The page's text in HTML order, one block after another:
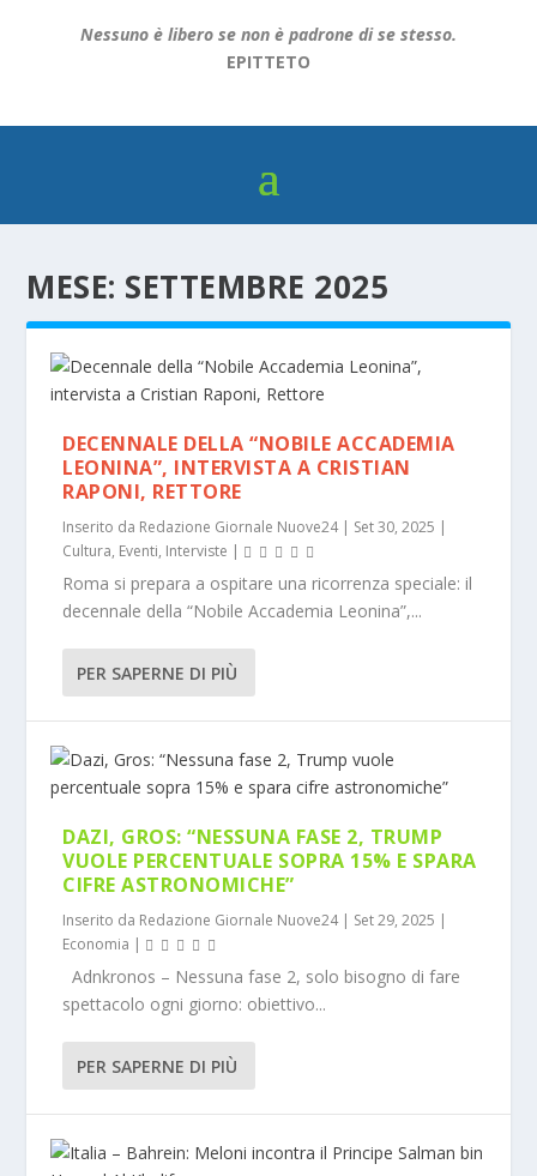
Nessuno è libero se non è padrone di se stesso.
EPITTETO
MESE: SETTEMBRE 2025
DECENNALE DELLA “NOBILE ACCADEMIA
LEONINA”, INTERVISTA A CRISTIAN
RAPONI, RETTORE
Inserito da Redazione Giornale Nuove24| Set 30, 2025 |
Cultura, Eventi, Interviste |
Roma si prepara a ospitare una ricorrenza speciale: il
decennale della “Nobile Accademia Leonina”,...
PER SAPERNE DI PIÙ
DAZI, GROS: “NESSUNA FASE 2, TRUMP
VUOLE PERCENTUALE SOPRA 15% E SPARA
CIFRE ASTRONOMICHE”
Inserito da Redazione Giornale Nuove24| Set 29, 2025 |
Economia |
Adnkronos – Nessuna fase 2, solo bisogno di fare
spettacolo ogni giorno: obiettivo...
PER SAPERNE DI PIÙ